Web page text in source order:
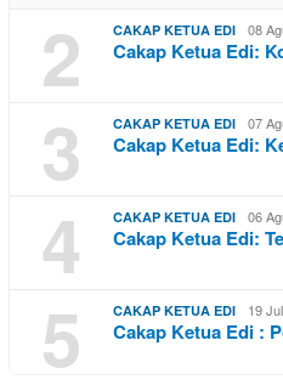
2 CAKAP KETUA EDI 08
Cakap Ketua Edi:
3 CAKAP KETUA EDI 07
Cakap Ketua Edi:
4 CAKAP KETUA EDI 06
Cakap Ketua Edi:
5 CAKAP KETUA EDI 19
Cakap Ketua Edi :